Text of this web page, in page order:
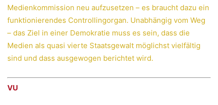
Medienkommission neu aufzusetzen – es braucht dazu ein
funktionierendes Controllingorgan. Unabhängig vom Weg
– das Ziel in einer Demokratie muss es sein, dass die
Medien als quasi vierte Staatsgewalt möglichst vielfältig
sind und dass ausgewogen berichtet wird.
VU